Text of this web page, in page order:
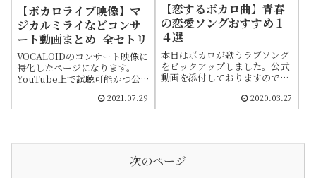
【ボカロライブ映像】マ
ジカルミライなどコンサ
ート動画まとめ+全セトリ
VOCALOIDのコンサート映像に
特化したページになります。
YouTube上で試聴可能かつ公
るライブ映像をまとめました。
動画を添付しておりますのでダ
すべて記載していますので情報
2021.07.29
【恋するボカロ曲】青春
の恋愛ソングおすすめ１
４選
本日はボカロが歌うラブソング
をピックアップしました。公式
動画を添付しておりますのでダ
きます。投稿日や曲情報も載せ
てます。恋に関連したボカロ曲
いるので合わせてお読みくださ
い
2020.03.27
次のページ